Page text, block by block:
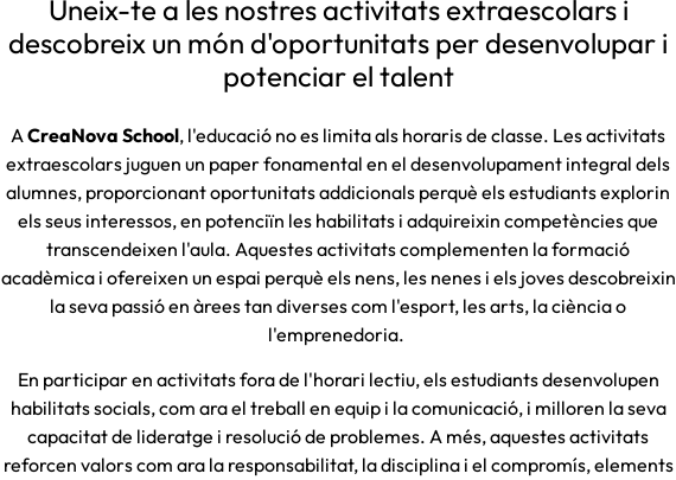
Uneix-te a les nostres activitats extraescolars i
descobreix un món d'oportunitats per desenvolupar i
potenciar el talent
A CreaNova School, l'educació no es limita als horaris de classe. Les activitats
extraescolars juguen un paper fonamental en el desenvolupament integral dels
alumnes, proporcionant oportunitats addicionals perquè els estudiants explorin
els seus interessos, en potenciïn les habilitats i adquireixin competències que
transcendeixen l'aula. Aquestes activitats complementen la formació
acadèmica i ofereixen un espai perquè els nens, les nenes i els joves descobreixin
la seva passió en àrees tan diverses com l'esport, les arts, la ciència o
l'emprenedoria.
En participar en activitats fora de l'horari lectiu, els estudiants desenvolupen
habilitats socials, com ara el treball en equip i la comunicació, i milloren la seva
capacitat de lideratge i resolució de problemes. A més, aquestes activitats
reforcen valors com ara la responsabilitat, la disciplina i el compromís, elements